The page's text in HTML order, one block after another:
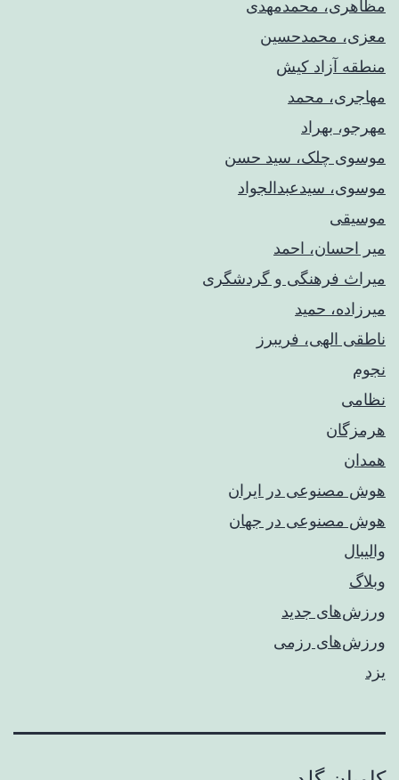
مظاهری، محمدمهدی
معزی، محمدحسین
منطقه آزاد کیش
مهاجری، محمد
مهرجو، بهراد
موسوی چلک، سید حسن
موسوی، سیدعبدالجواد
موسیقی
میر احسان، احمد
میراث فرهنگی و گردشگری
میرزاده، حمید
ناطقی الهی، فریبرز
نجوم
نظامی
هرمزگان
همدان
هوش مصنوعی در ایران
هوش مصنوعی در جهان
والیبال
وبلاگ
ورزش‌های جدید
ورزش‌های رزمی
یزد